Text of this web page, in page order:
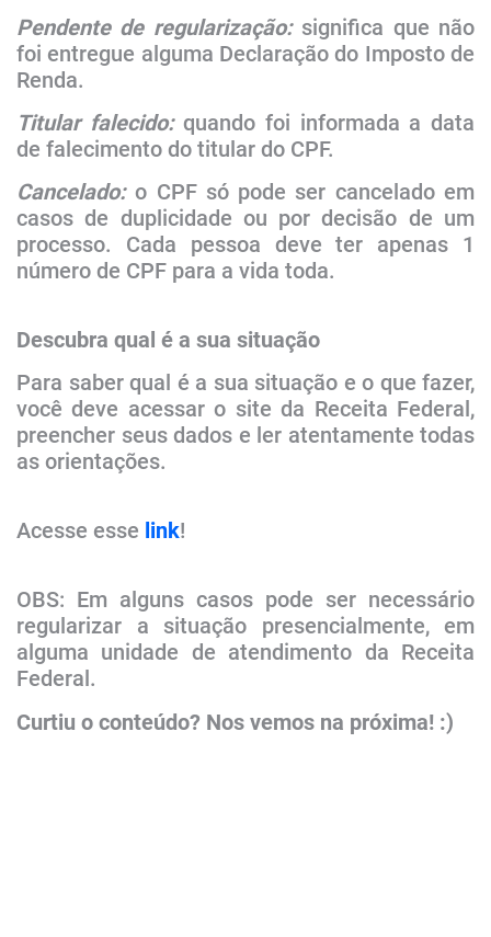
Pendente de regularização:significa que não
foi entregue alguma Declaração do Imposto de
Renda.
Titular falecido:quando foi informada a data
de falecimento do titular do CPF.
Cancelado:o CPF só pode ser cancelado em
casos de duplicidade ou por decisão de um
processo. Cada pessoa deve ter apenas 1
número de CPF para a vida toda.
Descubra qual é a sua situação
Para saber qual é a sua situação e o que fazer,
você deve acessar o site da Receita Federal,
preencher seus dados e ler atentamente todas
as orientações.
Acesse esse link​!​
​OBS: Em alguns casos pode ser necessário
regularizar a situação presencialmente, em
alguma unidade de atendimento da Receita
Federal.
Curtiu o conteúdo? Nos vemos na próxima! :)​